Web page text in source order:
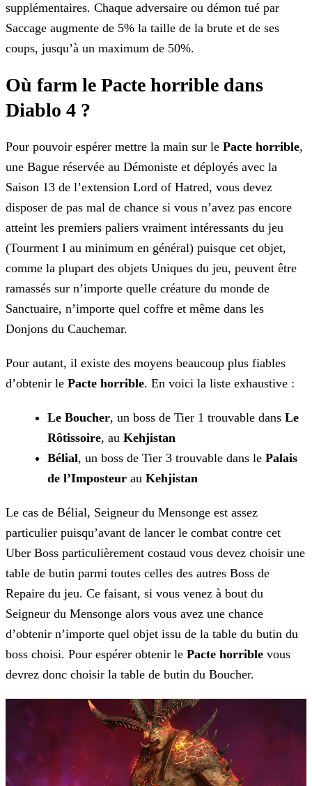
supplémentaires. Chaque adversaire ou démon tué par
Saccage augmente de 5% la taille de la brute et de ses
coups, jusqu’à un maximum de 50%.
Où farm le Pacte horrible dans
Diablo 4 ?
Pour pouvoir espérer mettre la main sur le Pacte horrible,
une Bague réservée au Démoniste et déployés avec la
Saison 13 de l’extension Lord of Hatred, vous devez
disposer de pas mal de chance si vous n’avez pas encore
atteint les premiers paliers vraiment intéressants du jeu
(Tourment I au minimum en général) puisque cet objet,
comme la plupart des objets Uniques du jeu, peuvent être
ramassés sur n’importe quelle créature du monde de
Sanctuaire, n’importe quel coffre et même dans les
Donjons du Cauchemar.
Pour autant, il existe des moyens beaucoup plus fiables
d’obtenir le Pacte horrible. En voici la liste exhaustive :
Le Boucher, un boss de Tier 1 trouvable dans Le
Rôtissoire, au Kehjistan
Bélial, un boss de Tier 3 trouvable dans le Palais
de l’Imposteur au Kehjistan
Le cas de Bélial, Seigneur du Mensonge est assez
particulier puisqu’avant de lancer le combat contre cet
Uber Boss particulièrement costaud vous devez choisir une
table de butin parmi toutes celles des autres Boss de
Repaire du jeu. Ce faisant, si vous venez à bout du
Seigneur du Mensonge alors vous avez une chance
d’obtenir n’importe quel objet issu de la table du butin du
boss choisi. Pour espérer obtenir le Pacte horrible vous
devrez donc choisir la table de butin du Boucher.